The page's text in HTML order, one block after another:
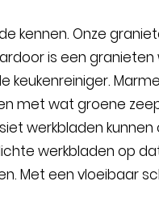
kennen. Onze
is een
met wat groene
werkbladen
werkbladen op
Met een vloeibaar